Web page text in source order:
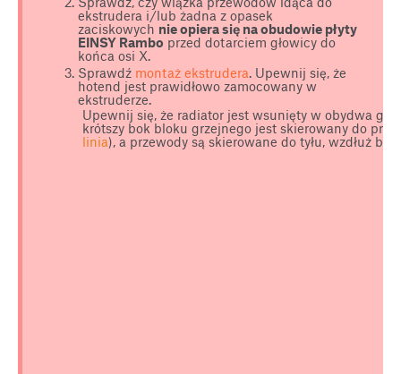
ekstrudera i/lub żadna z opasek
zaciskowych nie opiera się na obudowie płyty
EINSY Rambo przed dotarciem głowicy do
końca osi X.
Sprawdź montaż ekstrudera. Upewnij się, że
hotend jest prawidłowo zamocowany w
ekstruderze.
Upewnij się, że radiator jest wsunięty w obydwa
krótszy bok bloku grzejnego jest skierowany do
linia), a przewody są skierowane do tyłu, wzdłuż